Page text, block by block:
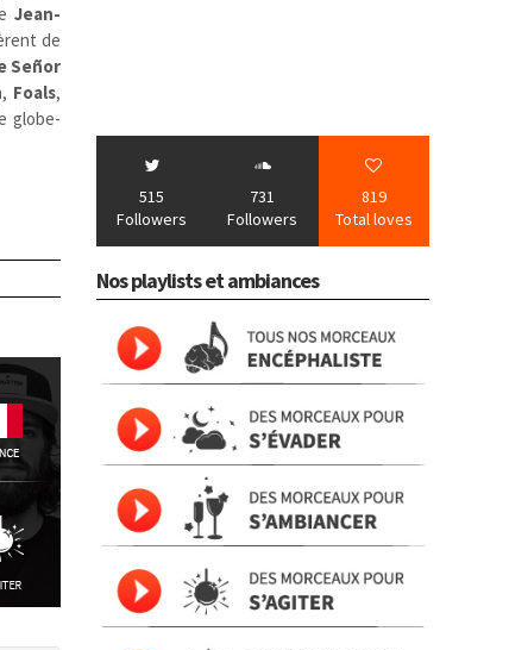
Jean-
de
Señor
, Foals,
globe-
515
Followers
731
Followers
819
Total loves
Nos playlists et ambiances